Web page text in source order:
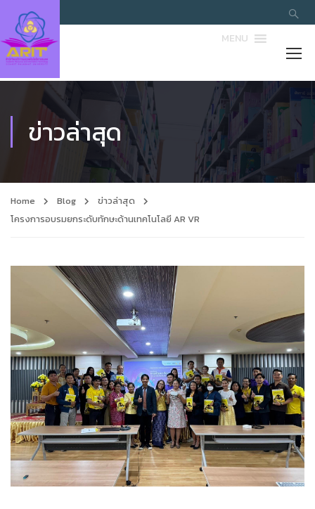
MENU
ข่าวล่าสุด
Home Blog
ข่าวล่าสุด
โครงการอบรมยกระดับทักษะด้านเทคโนโลยี AR VR